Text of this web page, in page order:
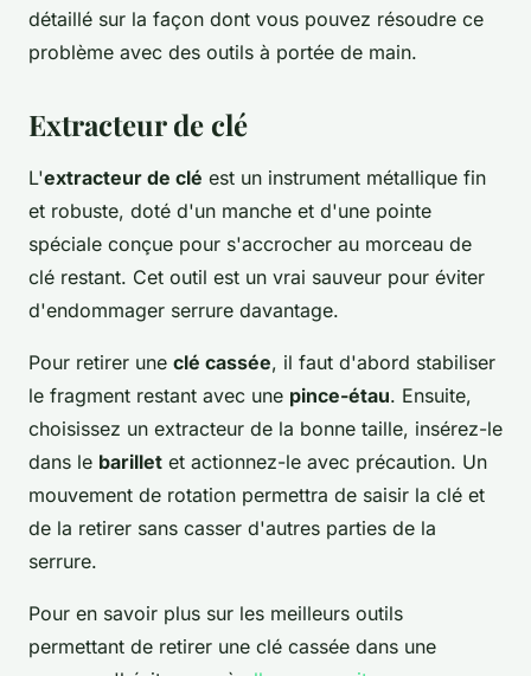
détaillé sur la façon dont vous pouvez résoudre ce
problème avec des outils à portée de main.
Extracteur de clé
L'extracteur de clé est un instrument métallique fin
et robuste, doté d'un manche et d'une pointe
spéciale conçue pour s'accrocher au morceau de
clé restant. Cet outil est un vrai sauveur pour éviter
d'endommager serrure davantage.
Pour retirer une clé cassée, il faut d'abord stabiliser
le fragment restant avec une pince-étau. Ensuite,
choisissez un extracteur de la bonne taille, insérez-le
dans le barillet et actionnez-le avec précaution. Un
mouvement de rotation permettra de saisir la clé et
de la retirer sans casser d'autres parties de la
serrure.
Pour en savoir plus sur les meilleurs outils
permettant de retirer une clé cassée dans une